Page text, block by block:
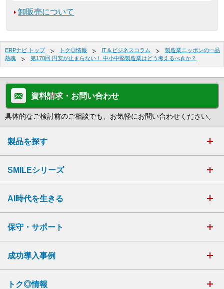
卸販売について
ERPナビ トップ トク◎情報 IT＆ビジネスコラム
製造業ニッポンの一品
熱魂
第170回 円安が止まらない！ 中小中堅製造業はどう考えるべきか？
資料請求・お問い合わせ
具体的なご検討前のご相談でも、お気軽にお問い合わせください。
製品を探す
SMILEシリーズ
AI時代を生きる
保守・サポート
成功導入事例
トク◎情報